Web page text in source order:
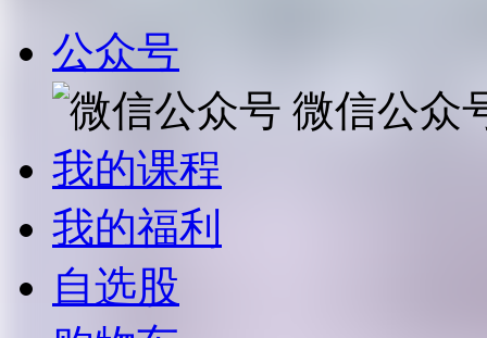
公众号
微信公众
我的课程
我的福利
自选股